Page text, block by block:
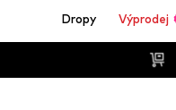
Dropy Výprodej